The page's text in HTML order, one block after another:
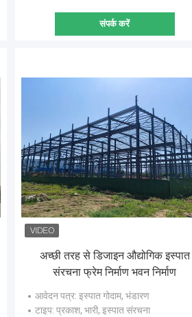
संपर्क करें
अच्छी तरह से डिजाइन औद्योगिक इस्पात
संरचना फ्रेम निर्माण भवन निर्माण
आवेदन पत्र: इस्पात गोदाम, भंडारण
टाइप: प्रकाश, भारी, इस्पात संरचना